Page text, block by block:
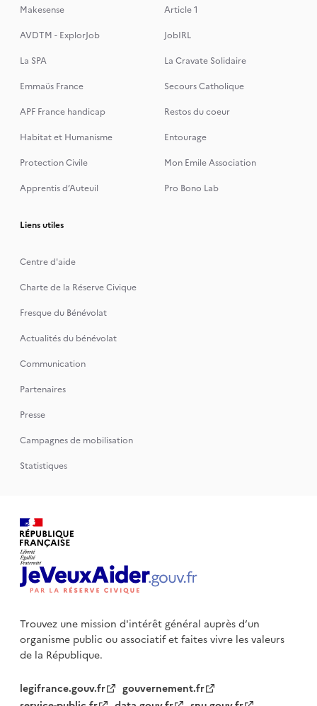
Makesense
Article 1
AVDTM - ExplorJob
JobIRL
La SPA
La Cravate Solidaire
Emmaüs France
Secours Catholique
APF France handicap
Restos du coeur
Habitat et Humanisme
Entourage
Protection Civile
Mon Emile Association
Apprentis d’Auteuil
Pro Bono Lab
Liens utiles
Centre d'aide
Charte de la Réserve Civique
Fresque du Bénévolat
Actualités du bénévolat
Communication
Partenaires
Presse
Campagnes de mobilisation
Statistiques
Trouvez une mission d'intérêt général auprès d’un
organisme publicou associatif et faites vivre les valeurs
de la République.
legifrance.gouv.fr
gouvernement.fr